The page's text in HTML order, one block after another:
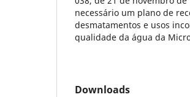
necessário um plano de
desmatamentos e usos
qualidade da água da
Downloads